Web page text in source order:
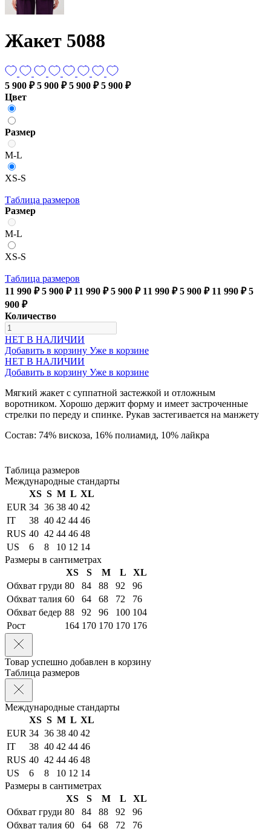
Жакет 5088
5 900 ₽ 5 900 ₽ 5 900 ₽ 5 900 ₽
Цвет
Размер
M-L
XS-S
Таблица размеров
Размер
M-L
XS-S
Таблица размеров
11 990 ₽ 5 900 ₽ 11 990 ₽ 5 900 ₽ 11 990 ₽ 5 900 ₽ 11 990 ₽ 5
900 ₽
Количество
НЕТ В НАЛИЧИИ
Добавить в корзину Уже в корзине
НЕТ В НАЛИЧИИ
Добавить в корзину Уже в корзине
Мягкий жакет с суппатной застежкой и отложным
воротником. Хорошо держит форму и имеет застроченные
стрелки по переду и спинке. Рукав застегивается на манжету
Состав: 74% вискоза, 16% полиамид, 10% лайкра
Таблица размеров
Международные стандарты
XS S M L XL
EUR 34 36 38 40 42
IT
38 40 42 44 46
RUS 40 42 44 46 48
US
6 8 10 12 14
Размеры в сантиметрах
XS
S M L
XL
Обхват груди 80 84 88 92
96
Обхват талия 60 64 68 72
76
Обхват бедер 88 92 96 100 104
Рост
164 170 170 170 176
Товар успешно добавлен в корзину
Таблица размеров
Международные стандарты
XS S M L XL
EUR 34 36 38 40 42
IT
38 40 42 44 46
RUS 40 42 44 46 48
US
6 8 10 12 14
Размеры в сантиметрах
XS
S M L
XL
Обхват груди 80 84 88 92
96
Обхват талия 60 64 68 72 76